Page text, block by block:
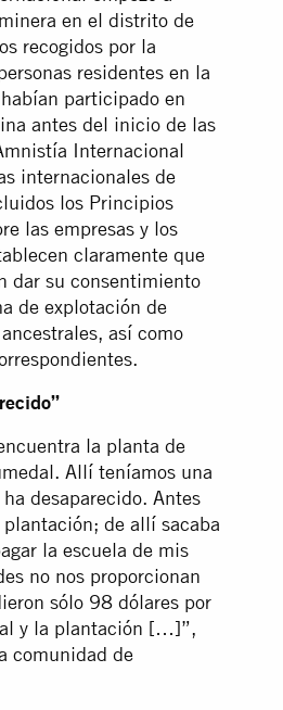
en el distrito de
recogidos por la
residentes en la
participado en
antes del inicio de las
Internacional
internacionales de
los Principios
las empresas y los
claramente que
dar su consentimiento
de explotación de
así como
la planta de
Allí teníamos una
desaparecido. Antes
de allí sacaba
la escuela de mis
no nos proporcionan
sólo 98 dólares por
y la plantación […]”,
comunidad de